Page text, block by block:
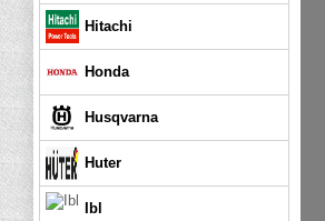
Hitachi
Honda
Husqvarna
Huter
Ibl